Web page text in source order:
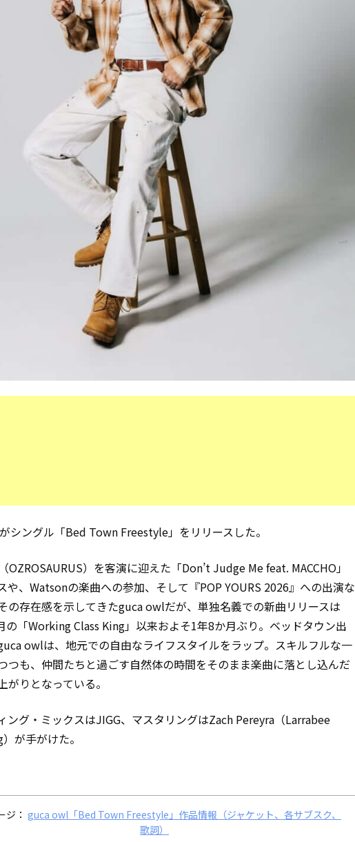
がシングル「Bed Town Freestyle」をリリースした。
OZROSAURUS）を客演に迎えた「Don’t Judge Me feat. MACCHO」
や、Watsonの楽曲への参加、そして『POP YOURS 2026』への出演な
の存在感を示してきたguca owlだが、単独名義での新曲リリースは
の「Working Class King」以来およそ1年8か月ぶり。ベッドタウン出
owlは、地元での自由なライフスタイルをラップ。スキルフルな一
つも、仲間たちと過ごす自然体の時間をそのまま楽曲に落とし込んだ
がりとなっている。
ング・ミックスはJIGG、マスタリングはZach Pereyra（Larrabee
が手がけた。
ジ： guca owl「Bed Town Freestyle」作品情報（ジャケット、各サブスク、
歌詞）